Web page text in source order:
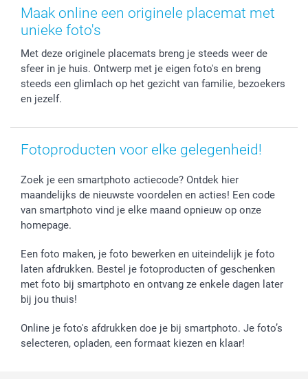
Stickers en Etiketten
Fotokaders, Decoratie en Snoepjes
Geschenken voor hem
Afstuderen
Vaderdag
Verjaardag
Geboorte
Voorwaarden
Herroepingsrecht
Wettelijke garantie
Privacybeleid
Cookiebeleid
Jobs & Stages
Investor Relations
smartgarantie
smartbonus
Grote bestellingen
Levering
Mijn orderstatus
Maak online een originele placemat met
unieke foto's
Met deze originele placemats breng je steeds weer de
sfeer in je huis. Ontwerp met je eigen foto's en breng
steeds een glimlach op het gezicht van familie, bezoekers
en jezelf.
Fotoproducten voor elke gelegenheid!
Zoek je een smartphoto actiecode? Ontdek hier
maandelijks de nieuwste voordelen en acties! Een code
van smartphoto vind je elke maand opnieuw op onze
homepage.
Een foto maken, je foto bewerken en uiteindelijk je foto
laten afdrukken. Bestel je fotoproducten of geschenken
met foto bij smartphoto en ontvang ze enkele dagen later
bij jou thuis!
Online je foto's afdrukken doe je bij smartphoto. Je foto’s
selecteren, opladen, een formaat kiezen en klaar!